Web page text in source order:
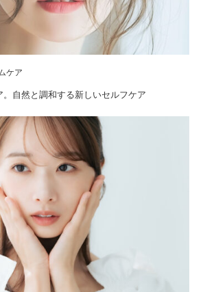
ケア
。自然と調和する新しいセルフケア